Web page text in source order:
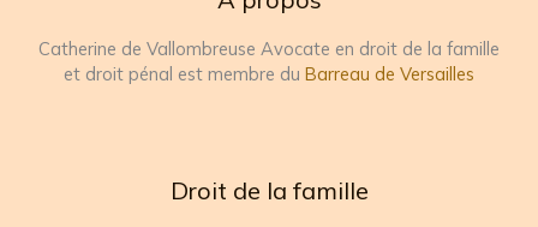
Catherine de Vallombreuse Avocate en droit de la famille
et droit pénal est membre du Barreau de Versailles
Droit de la famille